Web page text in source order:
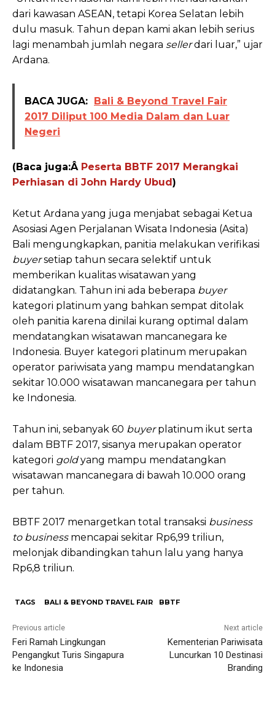
dari kawasan ASEAN, tetapi Korea Selatan lebih
dulu masuk. Tahun depan kami akan lebih serius
lagi menambah jumlah negara sellerdari luar,” ujar
Ardana.
BACA JUGA: Bali & Beyond Travel Fair
2017 Diliput 100 Media Dalam dan Luar
Negeri
(Baca juga:Â Peserta BBTF 2017 Merangkai
Perhiasan di John Hardy Ubud)
Ketut Ardana yang juga menjabat sebagai Ketua
Asosiasi Agen Perjalanan Wisata Indonesia (Asita)
Bali mengungkapkan, panitia melakukan verifikasi
buyersetiap tahun secara selektif untuk
memberikan kualitas wisatawan yang
didatangkan. Tahun ini ada beberapa buyer
kategori platinum yang bahkan sempat ditolak
oleh panitia karena dinilai kurang optimal dalam
mendatangkan wisatawan mancanegara ke
Indonesia. Buyer kategori platinum merupakan
operator pariwisata yang mampu mendatangkan
sekitar 10.000 wisatawan mancanegara per tahun
ke Indonesia.
Tahun ini, sebanyak 60 buyerplatinum ikut serta
dalam BBTF 2017, sisanya merupakan operator
kategori goldyang mampu mendatangkan
wisatawan mancanegara di bawah 10.000 orang
per tahun.
BBTF 2017 menargetkan total transaksi business
to businessmencapai sekitar Rp6,99 triliun,
melonjak dibandingkan tahun lalu yang hanya
Rp6,8 triliun.
TAGS BALI & BEYOND TRAVEL FAIR BBTF
Previous article
Feri Ramah Lingkungan
Pengangkut Turis Singapura
ke Indonesia
Next article
Kementerian Pariwisata
Luncurkan 10 Destinasi
Branding